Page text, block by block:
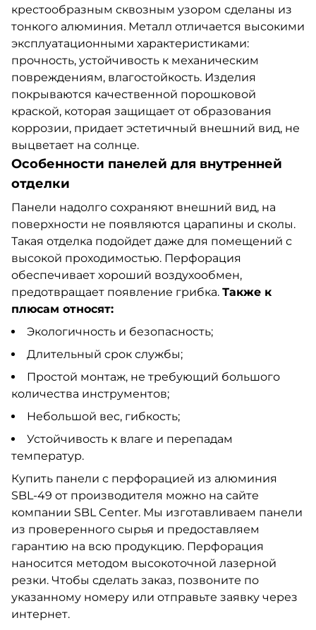
крестообразным сквозным узором сделаны из
тонкого алюминия. Металл отличается высокими
эксплуатационными характеристиками:
прочность, устойчивость к механическим
повреждениям, влагостойкость. Изделия
покрываются качественной порошковой
краской, которая защищает от образования
коррозии, придает эстетичный внешний вид, не
выцветает на солнце.
Особенности панелей для внутренней
отделки
Панели надолго сохраняют внешний вид, на
поверхности не появляются царапины и сколы.
Такая отделка подойдет даже для помещений с
высокой проходимостью. Перфорация
обеспечивает хороший воздухообмен,
предотвращает появление грибка. Также к
плюсам относят:
Экологичность и безопасность;
Длительный срок службы;
Простой монтаж, не требующий большого
количества инструментов;
Небольшой вес, гибкость;
Устойчивость к влаге и перепадам
температур.
Купить панели с перфорацией из алюминия
SBL-49 от производителя можно на сайте
компании SBL Center. Мы изготавливаем панели
из проверенного сырья и предоставляем
гарантию на всю продукцию. Перфорация
наносится методом высокоточной лазерной
резки. Чтобы сделать заказ, позвоните по
указанному номеру или отправьте заявку через
интернет.